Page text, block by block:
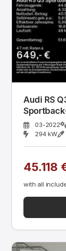
Audi RS
FW+03-2022
294 kW
45.118
with all